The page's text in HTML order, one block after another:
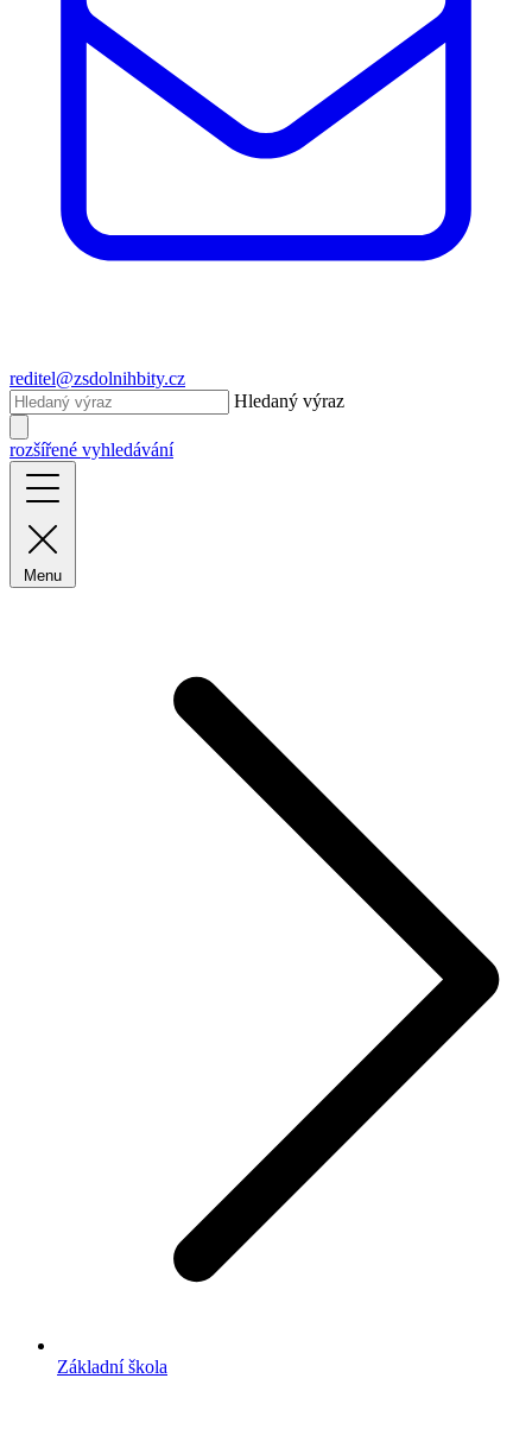
reditel@zsdolnihbity.cz
Hledaný výraz
rozšířené vyhledávání
Menu
Základní škola